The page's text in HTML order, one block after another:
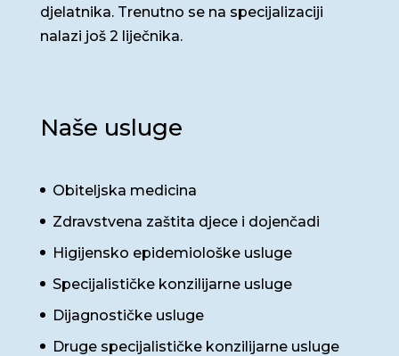
djelatnika. Trenutno se na specijalizaciji
nalazi još 2 liječnika.
Naše usluge
Obiteljska medicina
Zdravstvena zaštita djece i dojenčadi
Higijensko epidemiološke usluge
Specijalističke konzilijarne usluge
Dijagnostičke usluge
Druge specijalističke konzilijarne usluge